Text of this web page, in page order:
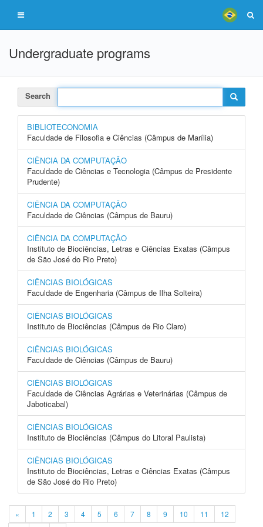
Undergraduate programs
Search
BIBLIOTECONOMIA
Faculdade de Filosofia e Ciências (Câmpus de Marília)
CIÊNCIA DA COMPUTAÇÃO
Faculdade de Ciências e Tecnologia (Câmpus de Presidente
Prudente)
CIÊNCIA DA COMPUTAÇÃO
Faculdade de Ciências (Câmpus de Bauru)
CIÊNCIA DA COMPUTAÇÃO
Instituto de Biociências, Letras e Ciências Exatas (Câmpus
de São José do Rio Preto)
CIÊNCIAS BIOLÓGICAS
Faculdade de Engenharia (Câmpus de Ilha Solteira)
CIÊNCIAS BIOLÓGICAS
Instituto de Biociências (Câmpus de Rio Claro)
CIÊNCIAS BIOLÓGICAS
Faculdade de Ciências (Câmpus de Bauru)
CIÊNCIAS BIOLÓGICAS
Faculdade de Ciências Agrárias e Veterinárias (Câmpus de
Jaboticabal)
CIÊNCIAS BIOLÓGICAS
Instituto de Biociências (Câmpus do Litoral Paulista)
CIÊNCIAS BIOLÓGICAS
Instituto de Biociências, Letras e Ciências Exatas (Câmpus
de São José do Rio Preto)
« 1 2 3 4 5 6 7 8 9 10 11
12